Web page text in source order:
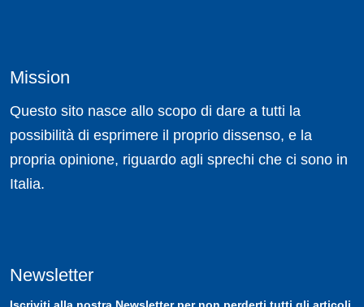
Mission
Questo sito nasce allo scopo di dare a tutti la
possibilità di esprimere il proprio dissenso, e la
propria opinione, riguardo agli sprechi che ci sono in
Italia.
Newsletter